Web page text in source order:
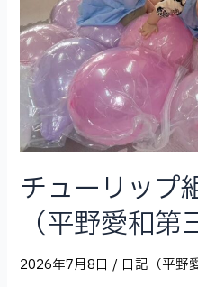
6
月
（平
野
愛
和
三
学
園）
チューリッ
（平野愛和第
2026年7月8日/ 日記（平野